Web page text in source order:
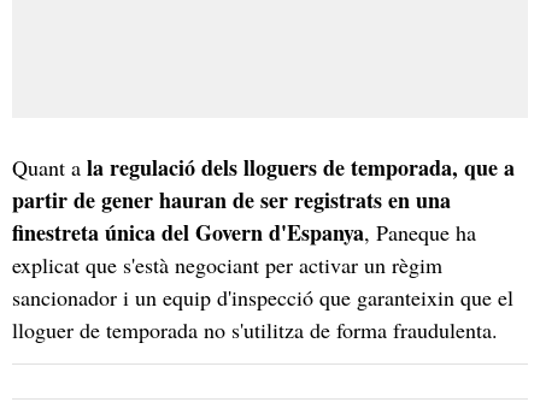
Quant a la regulació dels lloguers de temporada, que a
partir de gener hauran de ser registrats en una
finestreta única del Govern d'Espanya, Paneque ha
explicat que s'està negociant per activar un règim
sancionador i un equip d'inspecció que garanteixin que el
lloguer de temporada no s'utilitza de forma fraudulenta.